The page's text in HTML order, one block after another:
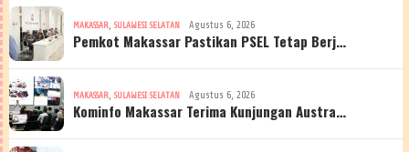
MAKASSAR, SULAWESI SELATAN Agustus 6, 2026
Pemkot Makassar Pastikan PSEL Tetap Berj…
MAKASSAR, SULAWESI SELATAN Agustus 6, 2026
Kominfo Makassar Terima Kunjungan Austra…